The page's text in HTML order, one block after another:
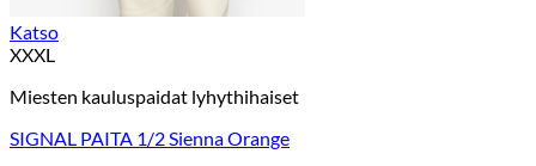
Katso
XXXL
Miesten kauluspaidat lyhythihaiset
SIGNAL PAITA 1/2 Sienna Orange